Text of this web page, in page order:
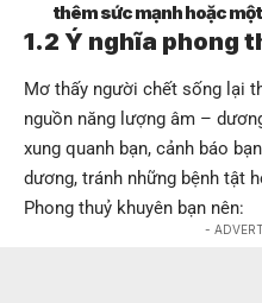
thêm sức mạnh hoặc
1.2 Ý nghĩa phong
Mơ thấy người chết sống lại
nguồn năng lượng âm –
xung quanh bạn, cảnh báo
dương, tránh những bệnh tật
Phong thuỷ khuyên bạn nên:
-